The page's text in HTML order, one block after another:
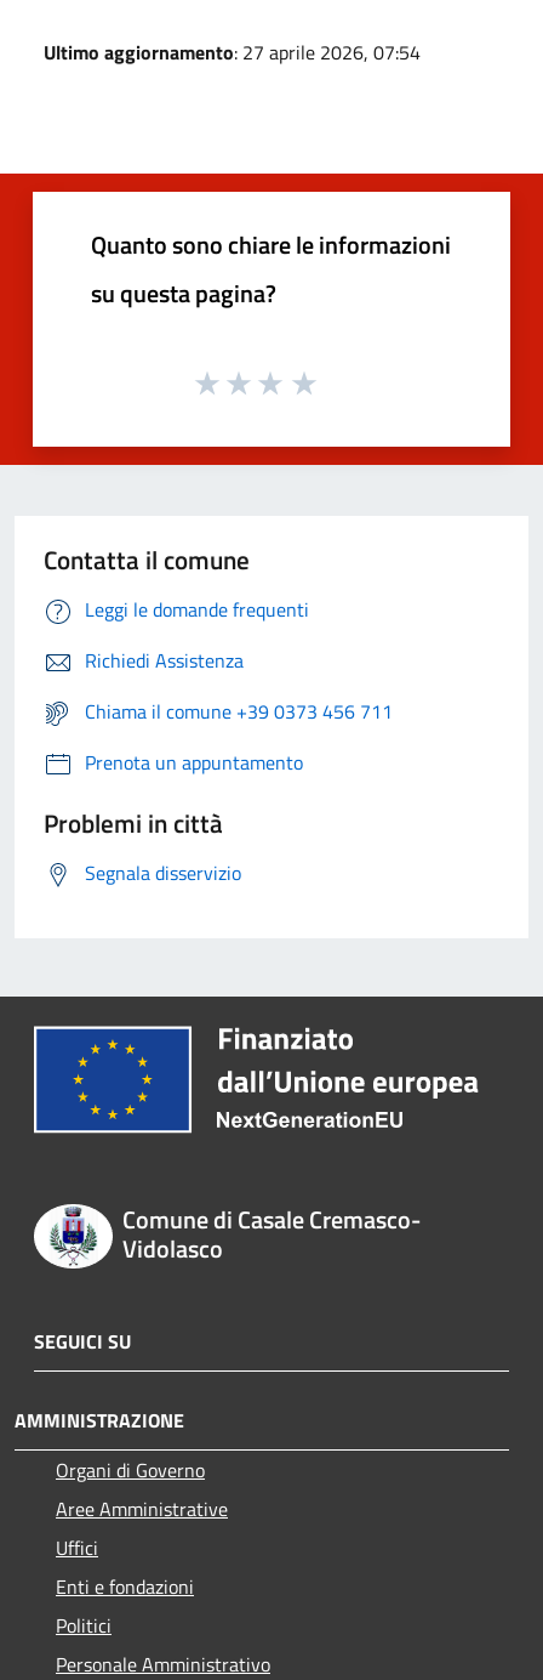
Ultimo aggiornamento: 27 aprile 2026, 07:54
Quanto sono chiare le informazioni
su questa pagina?
Contatta il comune
Leggi le domande frequenti
Richiedi Assistenza
Chiama il comune +39 0373 456 711
Prenota un appuntamento
Problemi in città
Segnala disservizio
Comune di Casale Cremasco-
Vidolasco
SEGUICI SU
AMMINISTRAZIONE
Organi di Governo
Aree Amministrative
Uffici
Enti e fondazioni
Politici
Personale Amministrativo